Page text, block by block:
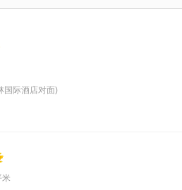
国际酒店对面)